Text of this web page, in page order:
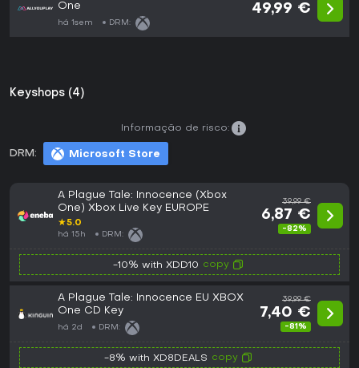
One
há 1sem DRM:
49,99 €
Keyshops (4)
DRM: Microsoft Store
Informação de risco:
A Plague Tale: Innocence (Xbox
One) Xbox Live Key EUROPE
★5.0
há 15h DRM:
39,99 €
6,87 €
-82%
-10% with XDD10 copy
A Plague Tale: Innocence EU XBOX
One CD Key
há 2d DRM:
39,99 €
7,40 €
-81%
-8% with XD8DEALS copy